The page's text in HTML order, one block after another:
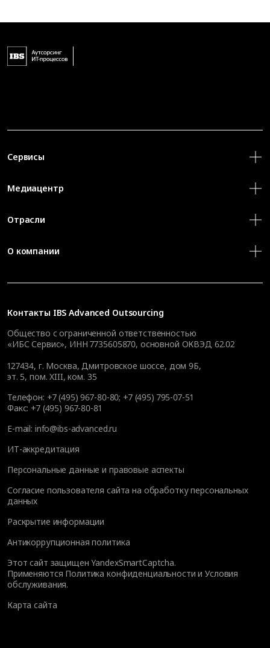
Контакты IBS Advanced Outsourcing
Общество с ограниченной ответственностью
«ИБС Сервис», ИНН 7735605870, основной ОКВЭД 62.02
127434, г. Москва, Дмитровское шоссе, дом 9Б,
эт. 5, пом. XIII, ком. 35
Телефон: +7 (495) 967-80-80; +7 (495) 795-07-51
Факс: +7 (495) 967-80-81
E-mail: info@ibs-advanced.ru
ИТ-аккредитация
Персональные данные и правовые аспекты
Согласие пользователя сайта на обработку персональных
данных
Раскрытие информации
Антикоррупционная политика
Этот сайт защищен YandexSmartCaptcha.
Применяются Политика конфиденциальности иУсловия
обслуживания.
Карта сайта
Сервисы
Медиацентр
Отрасли
О компании